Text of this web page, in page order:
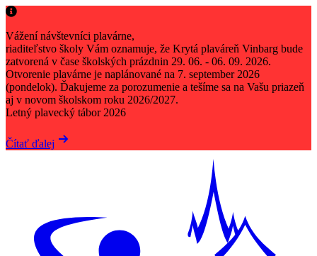

Vážení návštevníci plavárne,
riaditeľstvo školy Vám oznamuje, že Krytá plaváreň Vinbarg bude
zatvorená v čase školských prázdnin 29. 06. - 06. 09. 2026.
Otvorenie plavárne je naplánované na 7. september 2026
(pondelok). Ďakujeme za porozumenie a tešíme sa na Vašu priazeň
aj v novom školskom roku 2026/2027.
Letný plavecký tábor 2026
Čítať ďalej